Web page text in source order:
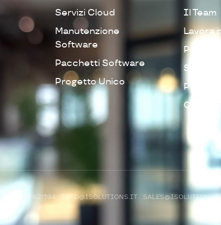
Servizi Cloud
Manutenzione
Software
Pacchetti Software
Progetto Unico
Il Team
Lavora
Politica
Privacy
Cookie
+39 0521 621394 INFO@ISOLUTIONS.IT